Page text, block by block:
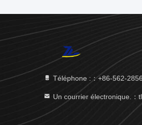
Téléphone :：+86-562-
Un courrier électronique.：